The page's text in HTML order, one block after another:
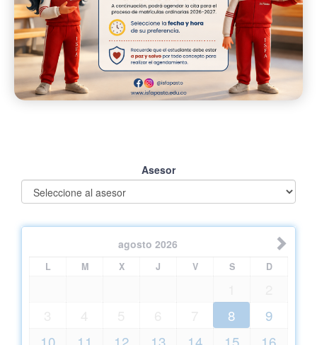
Asesor
agosto 2026
L M X J V S D
8
9
10
11 12 13 14 15
16